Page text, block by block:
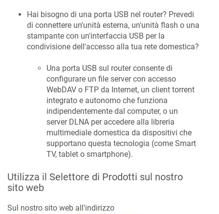
Hai bisogno di una porta USB nel router? Prevedi
di connettere un'unità esterna, un'unità flash o una
stampante con un'interfaccia USB per la
condivisione dell'accesso alla tua rete domestica?
Una porta USB sul router consente di
configurare un file server con accesso
WebDAV o FTP da Internet, un client torrent
integrato e autonomo che funziona
indipendentemente dal computer, o un
server DLNA per accedere alla libreria
multimediale domestica da dispositivi che
supportano questa tecnologia (come Smart
TV, tablet o smartphone).
Utilizza il Selettore di Prodotti sul nostro
sito web
Sul nostro sito web all'indirizzo